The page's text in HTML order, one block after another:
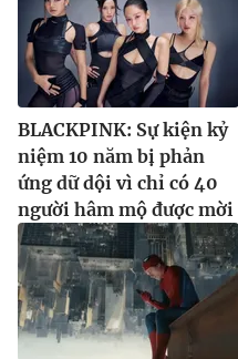
BLACKPINK: Sự kiện kỷ
niệm 10 năm bị phản
ứng dữ dội vì chỉ có 40
người hâm mộ được mời